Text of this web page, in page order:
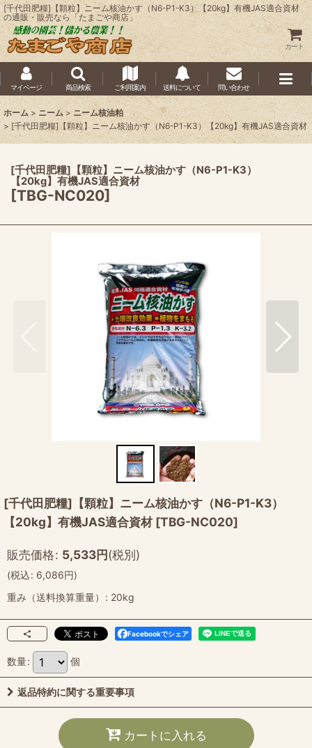
[千代田肥糧]【顆粒】ニーム核油かす（N6-P1-K3）【20kg】有機JAS適合資材
の通販・販売なら「たまごや商店」
カート
マイページ 商品検索 ご利用案内 送料について 問い合わせ
ホーム > ニーム > ニーム核油粕
> [千代田肥糧]【顆粒】ニーム核油かす（N6-P1-K3）【20kg】有機JAS適合資材
[千代田肥糧]【顆粒】ニーム核油かす（N6-P1-K3）
【20kg】有機JAS適合資材
[TBG-NC020]
[千代田肥糧]【顆粒】ニーム核油かす（N6-P1-K3）
【20kg】有機JAS適合資材 [TBG-NC020]
販売価格: 5,533円(税別)
(税込: 6,086円)
重み（送料換算重量）
: 20kg
Facebookでシェア
数量: 個
返品特約に関する重要事項
カートに入れる